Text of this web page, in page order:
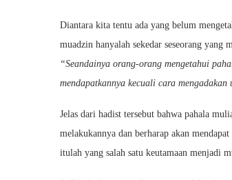
Diantara kita tentu ada yang belum
muadzin hanyalah sekedar seseorang yang
“Seandainya orang-orang mengetahui
mendapatkannya kecuali cara
Jelas dari hadist tersebut bahwa pahala
melakukannya dan berharap akan
itulah yang salah satu keutamaan menjadi